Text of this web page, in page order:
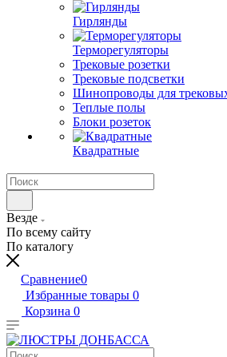
Гирлянды
Терморегуляторы
Трековые розетки
Трековые подсветки
Шинопроводы для
Теплые полы
Блоки розеток
Квадратные
Везде
По всему сайту
По каталогу
Сравнение0
Избранные товары 0
Корзина 0